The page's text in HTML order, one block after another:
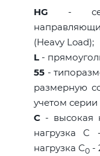
HG -
(Heavy Load);
L -
55 -
размерную
учетом
C - высокая
нагрузка C
нагрузка С0 -